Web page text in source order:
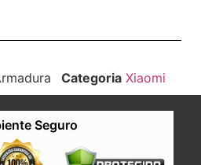
Categoria Xiaomi
Seguro